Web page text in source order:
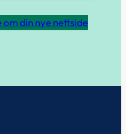
din nye nettside